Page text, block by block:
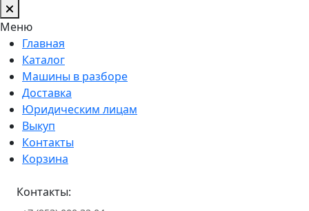
Меню
Главная
Каталог
Машины в разборе
Доставка
Юридическим лицам
Выкуп
Контакты
Корзина
Контакты: